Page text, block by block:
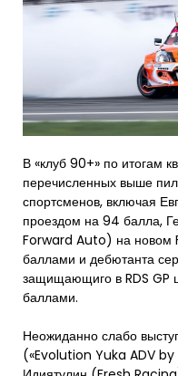
В «клуб 90+» по итогам
перечисленных выше
спортсменов, включая
проездом на 94 балла,
Forward Auto) на новом
баллами и дебютанта
защищающиго в RDS GP
баллами.
Неожиданно слабо
(«Evolution Yuka ADV